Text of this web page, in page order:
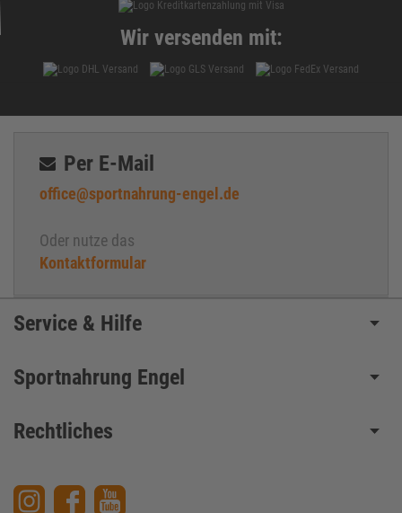
Wir versenden mit:
Per E-Mail
office@sportnahrung-engel.de
Oder nutze das
Kontaktformular
Service & Hilfe
Sportnahrung Engel
Rechtliches